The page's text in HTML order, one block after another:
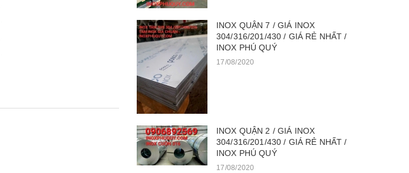
INOX QUẬN 7 / GIÁ INOX
304/316/201/430 / GIÁ RẺ NHẤT /
INOX PHÚ QUÝ
17/08/2020
INOX QUẬN 2 / GIÁ INOX
304/316/201/430 / GIÁ RẺ NHẤT /
INOX PHÚ QUÝ
17/08/2020